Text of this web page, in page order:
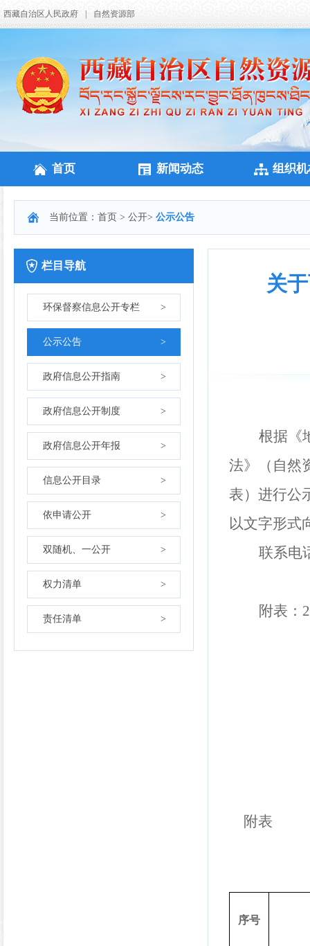
西藏自治区人民政府 自然资源部
首页 新闻动态 组织
当前位置： 首页 > 公开> 公示公告
栏目导航
环保督察信息公开专栏 >
公示公告 >
政府信息公开指南 >
政府信息公开制度 >
政府信息公开年报 >
信息公开目录 >
依申请公开 >
双随机、一公开 >
权力清单 >
责任清单 >
关
根据
法》（ 自然
表）进行公
以文字形式
联系电
附表：
附表
序号